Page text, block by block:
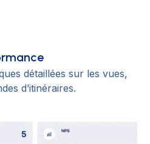
détaillées sur les vues,
d’itinéraires.